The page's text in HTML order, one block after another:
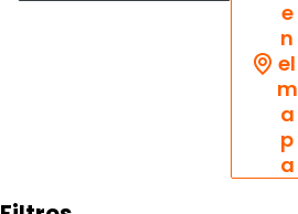
e
n
el
m
a
p
a